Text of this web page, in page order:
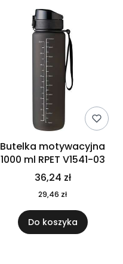
Butelka motywacyjna
1000 ml RPET V1541-03
36,24 zł
29,46 zł
Do koszyka